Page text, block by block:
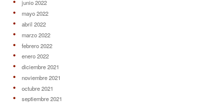
junio 2022
mayo 2022
abril 2022
marzo 2022
febrero 2022
enero 2022
diciembre 2021
noviembre 2021
octubre 2021
septiembre 2021